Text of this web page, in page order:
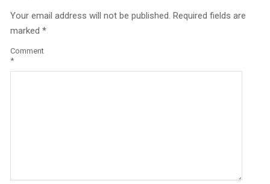
Your email address will not be published. Required fields are
marked *
Comment
*